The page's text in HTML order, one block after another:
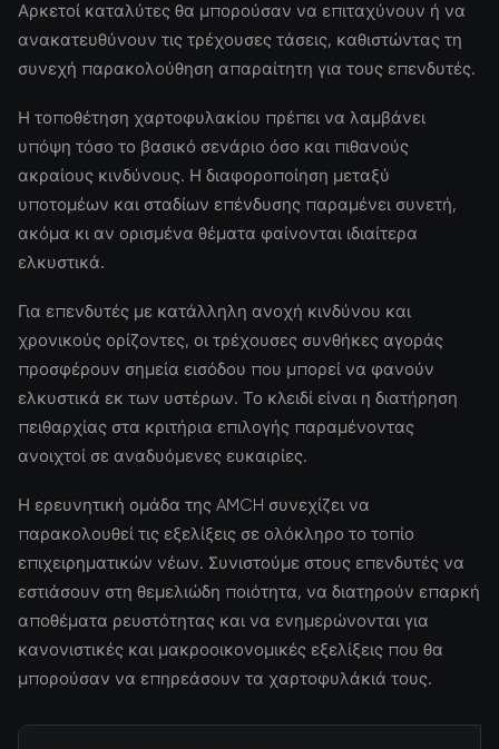
Αρκετοί καταλύτες θα μπορούσαν να επιταχύνουν ή να
ανακατευθύνουν τις τρέχουσες τάσεις, καθιστώντας τη
συνεχή παρακολούθηση απαραίτητη για τους επενδυτές.
Η τοποθέτηση χαρτοφυλακίου πρέπει να λαμβάνει
υπόψη τόσο το βασικό σενάριο όσο και πιθανούς
ακραίους κινδύνους. Η διαφοροποίηση μεταξύ
υποτομέων και σταδίων επένδυσης παραμένει συνετή,
ακόμα κι αν ορισμένα θέματα φαίνονται ιδιαίτερα
ελκυστικά.
Για επενδυτές με κατάλληλη ανοχή κινδύνου και
χρονικούς ορίζοντες, οι τρέχουσες συνθήκες αγοράς
προσφέρουν σημεία εισόδου που μπορεί να φανούν
ελκυστικά εκ των υστέρων. Το κλειδί είναι η διατήρηση
πειθαρχίας στα κριτήρια επιλογής παραμένοντας
ανοιχτοί σε αναδυόμενες ευκαιρίες.
Η ερευνητική ομάδα της AMCH συνεχίζει να
παρακολουθεί τις εξελίξεις σε ολόκληρο το τοπίο
επιχειρηματικών νέων. Συνιστούμε στους επενδυτές να
εστιάσουν στη θεμελιώδη ποιότητα, να διατηρούν επαρκή
αποθέματα ρευστότητας και να ενημερώνονται για
κανονιστικές και μακροοικονομικές εξελίξεις που θα
μπορούσαν να επηρεάσουν τα χαρτοφυλάκιά τους.